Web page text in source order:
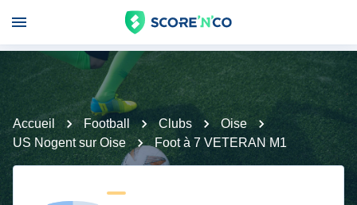
Accueil Football Clubs
Oise
US Nogent sur Oise
Foot à 7 VETERAN M1